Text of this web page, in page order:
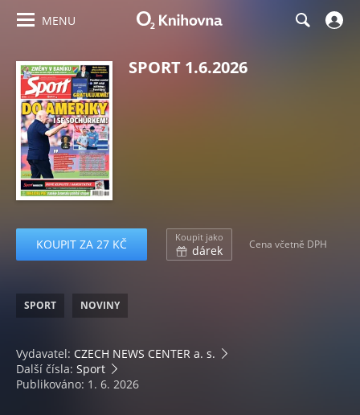
MENU
SPORT 1.6.2026
KOUPIT ZA 27 KČ Koupit jako
dárek Cena včetně DPH
SPORT NOVINY
Vydavatel: CZECH NEWS CENTER a. s.
Další čísla: Sport
Publikováno: 1. 6. 2026